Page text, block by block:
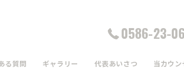
0586-23-
る質問 ギャラリー 代表あいさつ 当カウ